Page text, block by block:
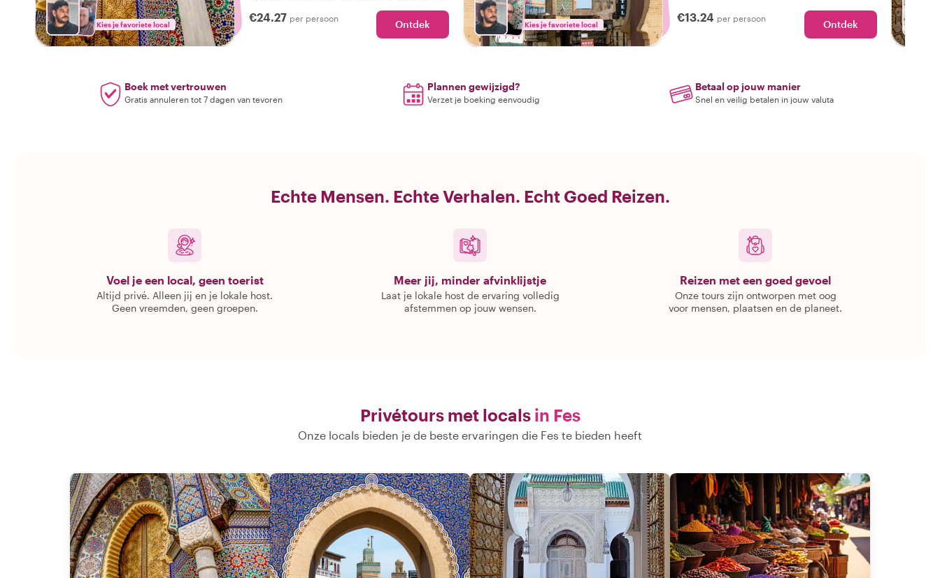
Kies je favoriete local
zeggen: Ik heb het echte Fes ervaren!
€24.27 per persoon Ontdek Kies je favoriete local
€13.24 per persoon Ontdek
Boek met vertrouwen
Gratis annuleren tot 7 dagen van tevoren
Plannen gewijzigd?
Verzet je boeking eenvoudig
Betaal op jouw manier
Snel en veilig betalen in jouw valuta
Echte Mensen. Echte Verhalen. Echt Goed Reizen.
Voel je een local, geen toerist
Altijd privé. Alleen jij en je lokale host.
Geen vreemden, geen groepen.
Meer jij, minder afvinklijstje
Laat je lokale host de ervaring volledig
afstemmen op jouw wensen.
Reizen met een goed gevoel
Onze tours zijn ontworpen met oog
voor mensen, plaatsen en de planeet.
Privétours met locals in Fes
Onze locals bieden je de beste ervaringen die Fes te bieden heeft